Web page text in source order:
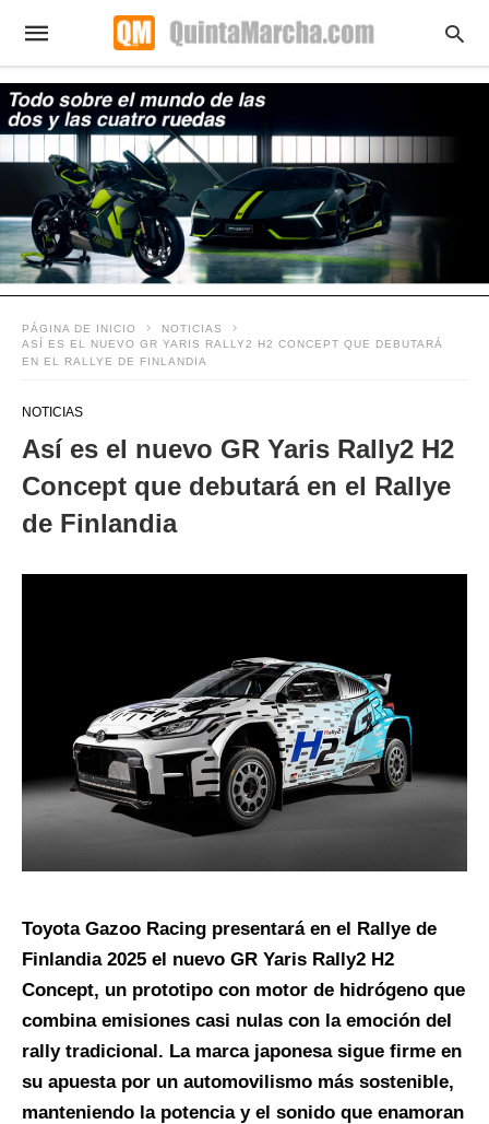
PÁGINA DE INICIO
NOTICIAS
ASÍ ES EL NUEVO GR YARIS RALLY2 H2 CONCEPT QUE DEBUTARÁ
EN EL RALLYE DE FINLANDIA
NOTICIAS
Así es el nuevo GR Yaris Rally2 H2
Concept que debutará en el Rallye
de Finlandia
Toyota Gazoo Racing presentará en el Rallye de
Finlandia 2025 el nuevo GR Yaris Rally2 H2
Concept, un prototipo con motor de hidrógeno que
combina emisiones casi nulas con la emoción del
rally tradicional. La marca japonesa sigue firme en
su apuesta por un automovilismo más sostenible,
manteniendo la potencia y el sonido que enamoran